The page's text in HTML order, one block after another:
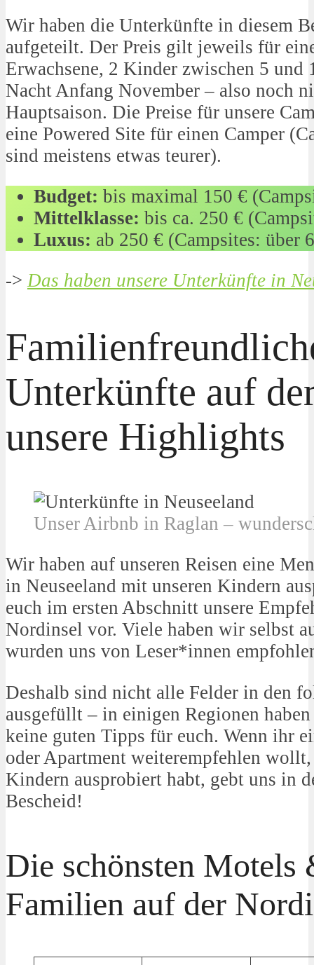
Wir haben die Unterkünfte in diesem
aufgeteilt. Der Preis gilt jeweils für
Erwachsene, 2 Kinder zwischen 5 und
Nacht Anfang November – also noch
Hauptsaison. Die Preise für unsere
eine Powered Site für einen Camper
sind meistens etwas teurer).
Budget: bis maximal 150 €
Mittelklasse: bis ca. 250 €
Luxus: ab 250 € (Campsites: über
->Das haben unsere Unterkünfte in
Unterkünfte auf
unsere Highlights
Unser Airbnb in Raglan –
Wir haben auf unseren Reisen eine
in Neuseeland mit unseren Kindern
euch im ersten Abschnitt unsere
Nordinsel vor. Viele haben wir selbst
wurden uns von Leser*innen
Deshalb sind nicht alle Felder in den
ausgefüllt – in einigen Regionen
keine guten Tipps für euch. Wenn ihr
oder Apartment weiterempfehlen
Kindern ausprobiert habt, gebt uns in
Bescheid!
Die schönsten
Familien auf der